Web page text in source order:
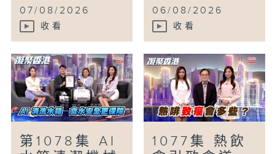
07/08/2026
收看
06/08/2026
收看
第1078集 AI
1077集 熱飲